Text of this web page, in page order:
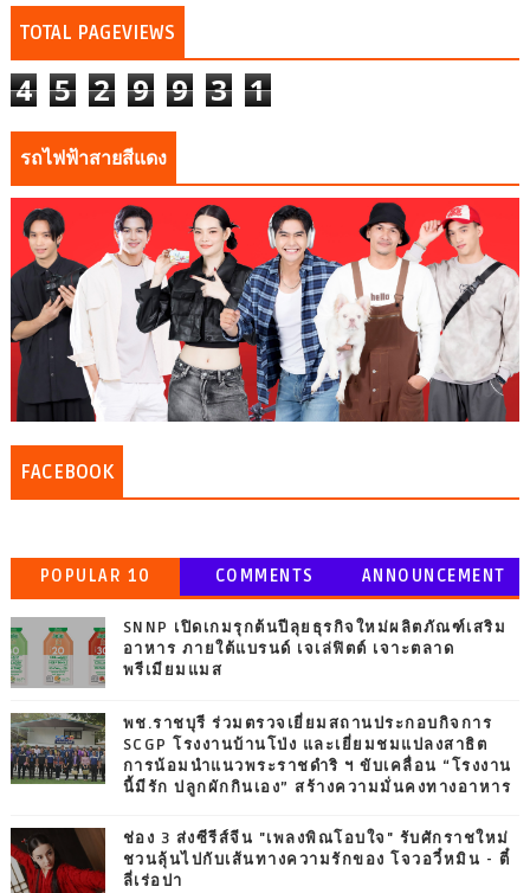
TOTAL PAGEVIEWS
4 5 2 9 9 3 1
รถไฟฟ้าสายสีแดง
FACEBOOK
POPULAR 10 COMMENTS ANNOUNCEMENT
SNNP เปิดเกมรุกต้นปีลุยธุรกิจใหม่ผลิตภัณฑ์เสริม
อาหาร ภายใต้แบรนด์ เจเล่ฟิตต์ เจาะตลาด
พรีเมียมแมส
พช.ราชบุรี ร่วมตรวจเยี่ยมสถานประกอบกิจการ
SCGP โรงงานบ้านโป่ง และเยี่ยมชมแปลงสาธิต
การน้อมนำแนวพระราชดำริ ฯ ขับเคลื่อน “โรงงาน
นี้มีรัก ปลูกผักกินเอง” สร้างความมั่นคงทางอาหาร
ช่อง 3 ส่งซีรีส์จีน "เพลงพิณโอบใจ" รับศักราชใหม่
ชวนลุ้นไปกับเส้นทางความรักของ โจวอวี๋หมิน - ตี๋
ลี่เร่อปา